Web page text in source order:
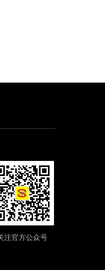
注官方公众号